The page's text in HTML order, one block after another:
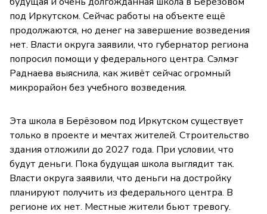
под Иркутском. Сейчас работы на объекте ещё
продолжаются, но денег на завершение возведения
нет. Власти округа заявили, что губернатор региона
попросил помощи у федерального центра. Сэлмэг
Раднаева выяснила, как живёт сейчас огромный
микрорайон без учебного возведения.
Эта школа в Берёзовом под Иркутском существует
только в проекте и мечтах жителей. Строительство
здания отложили до 2027 года. При условии, что
будут деньги. Пока будущая школа выглядит так.
Власти округа заявили, что деньги на достройку
планируют получить из федерального центра. В
регионе их нет. Местные жители бьют тревогу.